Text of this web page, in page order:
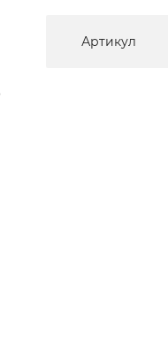
Артикул